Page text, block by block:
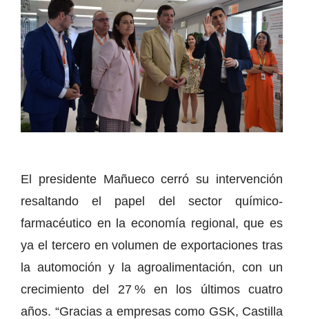
El presidente Mañueco cerró su intervención
resaltando el papel del sector químico-
farmacéutico en la economía regional, que es
ya el tercero en volumen de exportaciones tras
la automoción y la agroalimentación, con un
crecimiento del 27 % en los últimos cuatro
años. “Gracias a empresas como GSK, Castilla